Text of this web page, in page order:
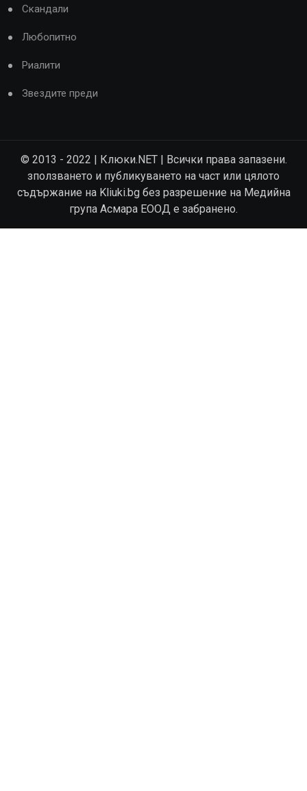
Скандали
Любопитно
Риалити
Звездите преди
© 2013 - 2022 | Клюки.NET | Всички права запазени.
зползването и публикуването на част или цялото
съдържание на Kliuki.bg без разрешение на Медийна
група Асмара ЕООД е забранено.